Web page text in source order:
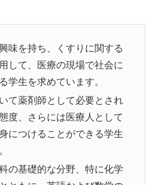
味を持ち、くすりに関する
して、医療の現場で社会に
学生を求めています。
て薬剤師として必要とされ
度、さらには医療人として
につけることができる学生
の基礎的な分野、特に化学